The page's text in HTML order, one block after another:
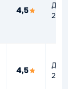
4,5
До
4,5
До